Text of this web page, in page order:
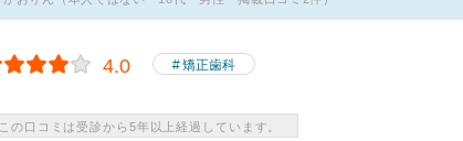
4.0 矯正歯科
この口コミは受診から5年以上経過しています。